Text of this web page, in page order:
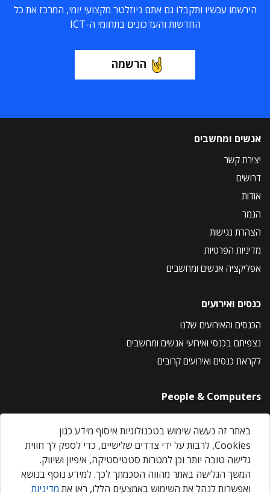
הירשמו עכשיו ותקבלו גם אתם ניוזלטר מקצועי יומי, המרכז את כל
החדשות והעדכונים בתחומי ה-ICT
הרשמה
אנשים ומחשבים
יצירת קשר
דרושים
אודות
הנמר
הצהרת נגישות
מדיניות הפרטיות
אפליקציה אנשים ומחשבים
כנסים ואירועים
הכנסים והאירועים שלנו
נצפיתם בכנסי ואירועי אנשים ומחשבים
לקראת כנסים ואירועים קרובים
People & Computers
About Us
Privacy Policy
Contact Us
Our Events
באתר זה נעשה שימוש בטכנולוגיות איסוף מידע כגון
Cookies, לרבות על ידי צדדים שלישיים, כדי לספק לך חווית
גלישה טובה יותר וכן למטרות סטטיסטיקה, איפיון ושיווק.
המשך הגלישה באתר מהווה הסכמתך לכך. למידע נוסף בנושא
ואפשרות לנהל את השימוש באמצעים הללו, ראו את מדיניות